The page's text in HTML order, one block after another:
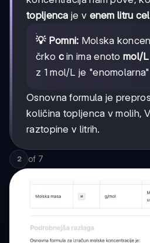
topljenca je v enem litru
💡 Pomni: Molska
črko cin ima enotomol/L
z 1 mol/L je
Osnovna formula je
količina topljenca v molih,
raztopine v litrih.
2 of 7